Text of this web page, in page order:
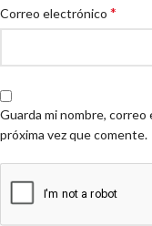
Correo electrónico *
Guarda mi nombre,
próxima vez que comente.